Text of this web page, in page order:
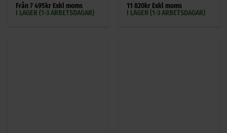
Betygsatt5
av 5
Från7 495 kr Exkl moms
I LAGER (1-3 ARBETSDAGAR)
Betygsatt
11 820kr Exkl moms
I LAGER (1-3 ARBETSDAGAR)